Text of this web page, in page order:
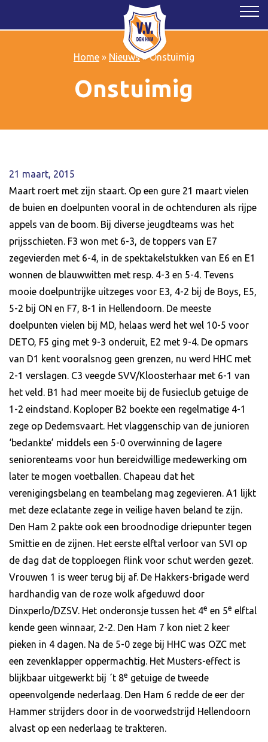
Home» Nieuws»Onstuimig
Onstuimig
21 maart, 2015
Maart roert met zijn staart. Op een gure 21 maart vielen
de buien en doelpunten vooral in de ochtenduren als rijpe
appels van de boom. Bij diverse jeugdteams was het
prijsschieten. F3 won met 6-3, de toppers van E7
zegevierden met 6-4, in de spektakelstukken van E6 en E1
wonnen de blauwwitten met resp. 4-3 en 5-4. Tevens
mooie doelpuntrijke uitzeges voor E3, 4-2 bij de Boys, E5,
5-2 bij ON en F7, 8-1 in Hellendoorn. De meeste
doelpunten vielen bij MD, helaas werd het wel 10-5 voor
DETO, F5 ging met 9-3 onderuit, E2 met 9-4. De opmars
van D1 kent vooralsnog geen grenzen, nu werd HHC met
2-1 verslagen. C3 veegde SVV/Kloosterhaar met 6-1 van
het veld. B1 had meer moeite bij de fusieclub getuige de
1-2 eindstand. Koploper B2 boekte een regelmatige 4-1
zege op Dedemsvaart. Het vlaggenschip van de junioren
‘bedankte’ middels een 5-0 overwinning de lagere
seniorenteams voor hun bereidwillige medewerking om
later te mogen voetballen. Chapeau dat het
verenigingsbelang en teambelang mag zegevieren. A1 lijkt
met deze eclatante zege in veilige haven beland te zijn.
Den Ham 2 pakte ook een broodnodige driepunter tegen
Smittie en de zijnen. Het eerste elftal verloor van SVI op
de dag dat de topploegen flink voor schut werden gezet.
Vrouwen 1 is weer terug bij af. De Hakkers-brigade werd
hardhandig van de roze wolk afgeduwd door
Dinxperlo/DZSV. Het onderonsje tussen het 4e en 5e elftal
kende geen winnaar, 2-2. Den Ham 7 kon niet 2 keer
pieken in 4 dagen. Na de 5-0 zege bij HHC was OZC met
een zevenklapper oppermachtig. Het Musters-effect is
blijkbaar uitgewerkt bij ´t 8e getuige de tweede
opeenvolgende nederlaag. Den Ham 6 redde de eer der
Hammer strijders door in de voorwedstrijd Hellendoorn
alvast op een nederlaag te trakteren.